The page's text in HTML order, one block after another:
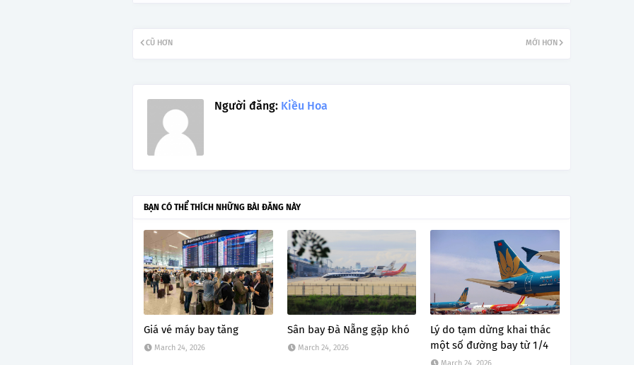
MỚI HƠN
CŨ HƠN
Người đăng: Kiều Hoa
BẠN CÓ THỂ THÍCH NHỮNG BÀI ĐĂNG NÀY
Giá vé máy bay tăng
March 24, 2026
Sân bay Đà Nẵng gặp khó
March 24, 2026
Lý do tạm dừng khai thác
một số đường bay từ 1/4